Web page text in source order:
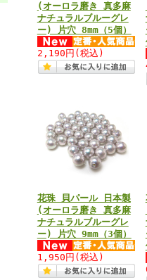
(オーロラ磨き 真多麻
ナチュラルブルーグレ
ー) 片穴 8mm（5個）
2,190円 (税込)
花珠 貝パール 日本製
(オーロラ磨き 真多麻
ナチュラルブルーグレ
ー) 片穴 9mm（3個）
1,950円 (税込)